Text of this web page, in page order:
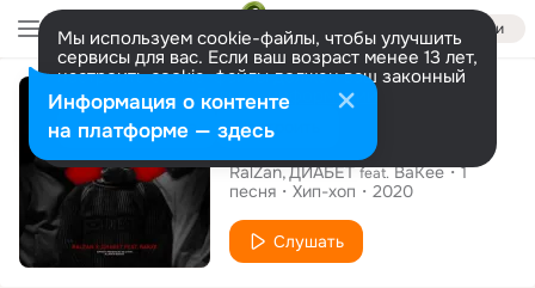
Войти
Мы используем cookie-файлы, чтобы улучшить
сервисы для вас. Если ваш возраст менее 13 лет,
настроить cookie-файлы должен ваш законный
представитель. Больше информации
Разрешить все Настроить
Сингл
Карантин
RalZan ДИАБЕТ feat. BaKee
1
песня
Хип-хоп 2020
Слушать
Информация о контенте
на платформе — здесь